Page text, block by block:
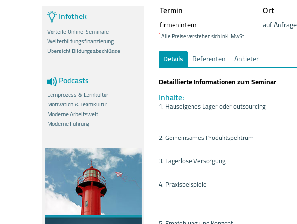
Infothek
Vorteile Online-Seminare
Weiterbildungsfinanzierung
Übersicht Bildungsabschlüsse
Podcasts
Lernprozess & Lernkultur
Motivation & Teamkultur
Moderne Arbeitswelt
Moderne Führung
Termin Ort
firmenintern auf Anfrage
*Alle Preise verstehen sich inkl. MwSt.
Details Referenten
Anbieter
Detaillierte Informationen zum Seminar
Inhalte:
1. Hauseigenes Lager oder outsourcing
2. Gemeinsames Produktspektrum
3. Lagerlose Versorgung
4. Praxisbeispiele